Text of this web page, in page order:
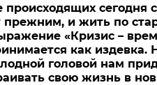
происходящих сегодня
прежним, и жить по
«Кризис –
как издевка.
головой нам
свою жизнь в